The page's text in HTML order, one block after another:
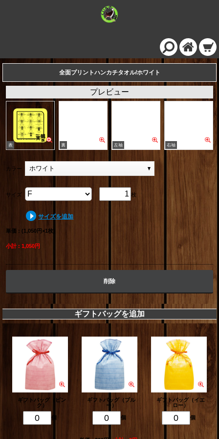
全面プリントハンカチタオル/ホワイト
プレビュー
カラー ホワイト
枚
サイズ
サイズを追加
単価 : (1,050円×1枚)
小計 : 1,050円
削除
ギフトバッグを追加
ギフトバッグ（ピン
ク）
個
ギフトバッグ（ブル
ー）
個
ギフトバッグ（イエ
ロー）
個